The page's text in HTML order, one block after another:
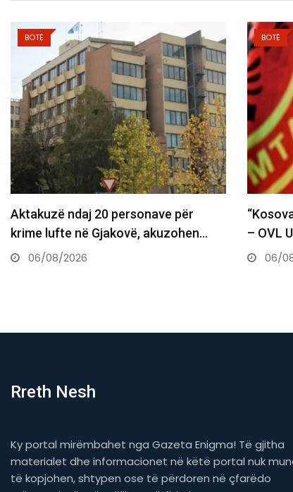
BOTË
“Kosova nuk ka kohë për të humbur”
– OVL UÇK…
06/08/2026
BOTË
Haziri
Kur
06/
Rreth Nesh
Ky portal mirëmbahet nga Gazeta Enigma! Të gjitha
materialet dhe informacionet në këtë portal nuk
të kopjohen, shtypen ose të përdoren në çfarëdo